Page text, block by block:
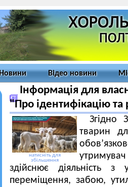
Новини Відео новини
Інформація для
"Про ідентифікацію та
натисніть для
збільшення
Згідно
тварин
здійснює діяльність з
переміщення, забою,